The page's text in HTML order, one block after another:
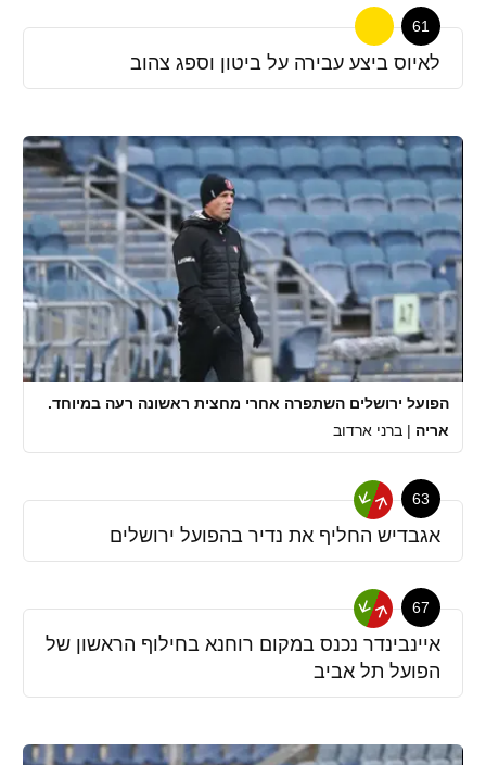
61
לאיוס ביצע עבירה על ביטון וספג צהוב
הפועל ירושלים השתפרה אחרי מחצית ראשונה רעה במיוחד.
אריה | ברני ארדוב
63
אגבדיש החליף את נדיר בהפועל ירושלים
67
איינבינדר נכנס במקום רוחנא בחילוף הראשון של
הפועל תל אביב